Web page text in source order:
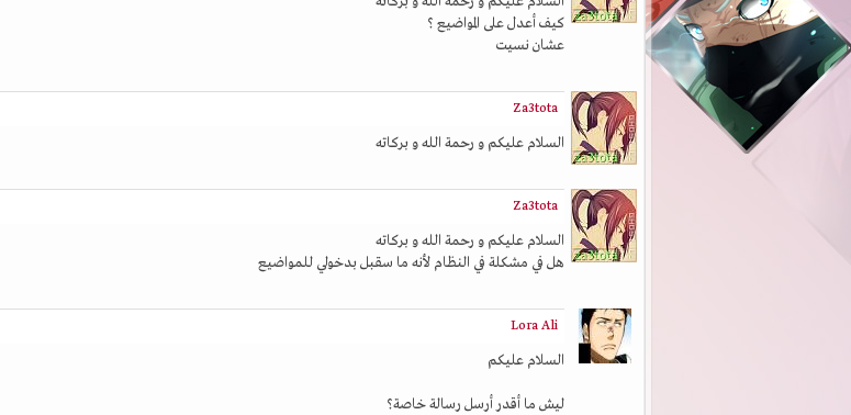
كيف أعدل على المواضيع ؟
عشان نسيت
Za3tota
السلام عليكم و رحمة الله و بركاته
Za3tota
السلام عليكم و رحمة الله و بركاته
هل في مشكلة في النظام لأنه ما سقبل بدخولي للمواضيع
Lora Ali
السلام عليكم
ليش ما أقدر أرسل رسالة خاصة؟